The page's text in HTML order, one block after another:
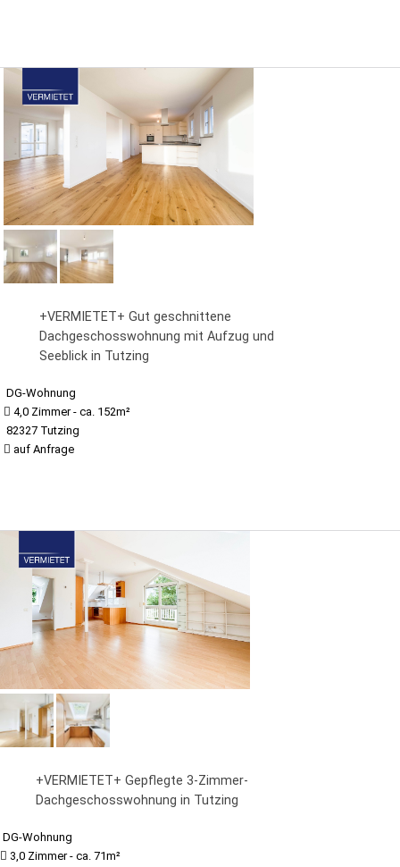
+VERMIETET+ Gut geschnittene
Dachgeschosswohnung mit Aufzug und
Seeblick in Tutzing
DG-Wohnung
4,0 Zimmer - ca. 152m²
82327 Tutzing
auf Anfrage
+VERMIETET+ Gepflegte 3-Zimmer-
Dachgeschosswohnung in Tutzing
DG-Wohnung
3,0 Zimmer - ca. 71m²